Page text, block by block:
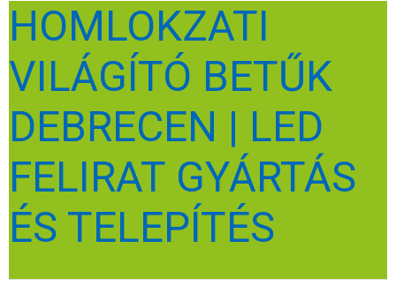
HOMLOKZATI
VILÁGÍTÓ BETŰK
DEBRECEN | LED
FELIRAT GYÁRTÁS
ÉS TELEPÍTÉS